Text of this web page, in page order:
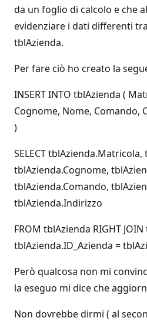
da un foglio di calcolo e che
evidenziare i dati differenti
tblAzienda.
Per fare ciò ho creato la
INSERT INTO tblAzienda (
Cognome, Nome, Comando,
)
SELECT
tblAzienda.Cognome,
tblAzienda.Comando,
tblAzienda.Indirizzo
FROM tblAzienda RIGHT
tblAzienda.ID_Azienda =
Però qualcosa non mi
la eseguo mi dice che
Non dovrebbe dirmi ( al